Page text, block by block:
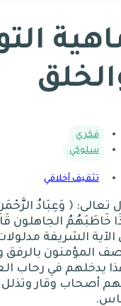
فكري
سلوكي
تثقيف أخلاقي
تعالى: ﴿ وَعِبَادُ
خَاطَبَهُمُ الجاهلون
الآية الشريفة
المؤمنون بالرفق
يدخلهم في رحاب
أصحاب وقار
.